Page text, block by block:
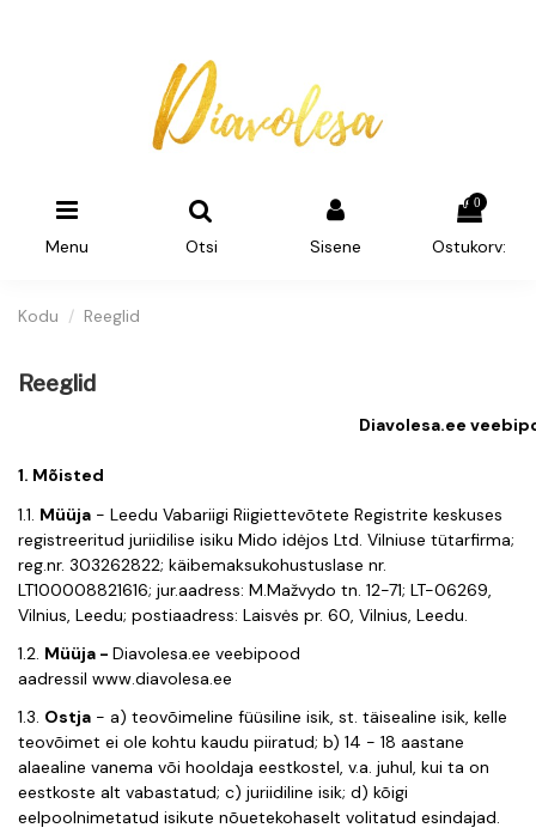
Menu Otsi Sisene
0
Ostukorv:
Kodu Reeglid
Reeglid
Diavolesa.ee
1. Mõisted
1.1. Müüja - Leedu Vabariigi Riigiettevõtete Registrite keskuses
registreeritud juriidilise isiku Mido idėjos Ltd. Vilniuse tütarfirma;
reg.nr. 303262822; käibemaksukohustuslase nr.
LT100008821616; jur.aadress: M.Mažvydo tn. 12-71; LT-06269,
Vilnius, Leedu; postiaadress: Laisvės pr. 60, Vilnius, Leedu.
1.2. Müüja - Diavolesa.ee veebipood
aadressil www.diavolesa.ee
1.3. Ostja - a) teovõimeline füüsiline isik, st. täisealine isik, kelle
teovõimet ei ole kohtu kaudu piiratud; b) 14 - 18 aastane
alaealine vanema või hooldaja eestkostel, v.a. juhul, kui ta on
eestkoste alt vabastatud; c) juriidiline isik; d) kõigi
eelpoolnimetatud isikute nõuetekohaselt volitatud esindajad.